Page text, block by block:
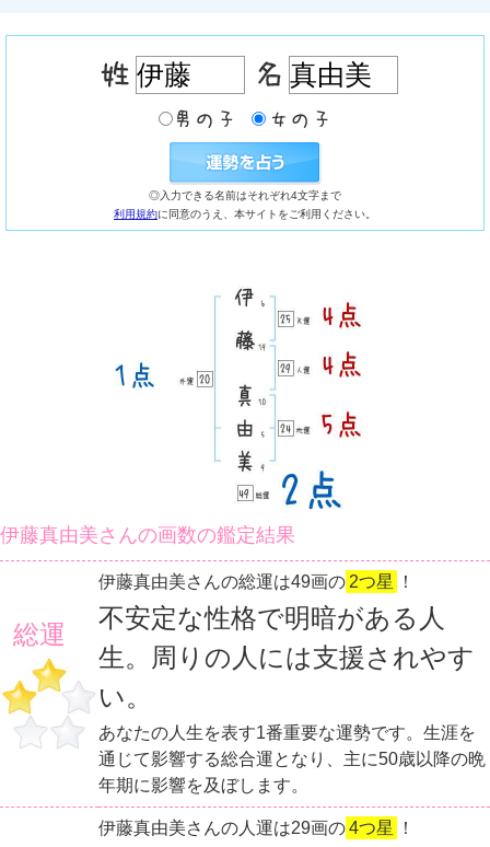
◎入力できる名前はそれぞれ4文字まで
利用規約に同意のうえ、本サイトをご利用ください。
伊藤真由美さんの画数の鑑定結果
総運
伊藤真由美さんの総運は49画の 2つ星 ！
不安定な性格で明暗がある人
生。周りの人には支援されやす
い。
あなたの人生を表す1番重要な運勢です。生涯を
通じて影響する総合運となり、主に50歳以降の晩
年期に影響を及ぼします。
伊藤真由美さんの人運は29画の4つ星 ！